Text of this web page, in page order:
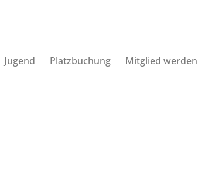
Jugend Platzbuchung Mitglied werden